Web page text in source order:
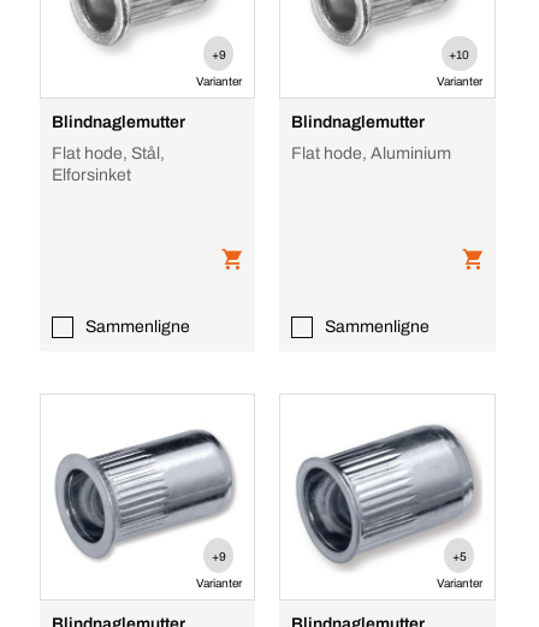
+9
Varianter
Blindnaglemutter
Flat hode, Stål,
Elforsinket
Sammenligne
+10
Varianter
Blindnaglemutter
Flat hode, Aluminium
Sammenligne
+9
Varianter
+5
Varianter